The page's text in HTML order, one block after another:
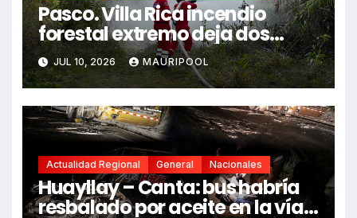
Pasco. Villa Rica incendio
forestal extremo deja dos
fallecidos y heridos
JUL 10, 2026 MAURIPOOL
Actualidad Regional General Nacionales
Huayllay – Canta: bus habría
resbalado por aceite en la vía e